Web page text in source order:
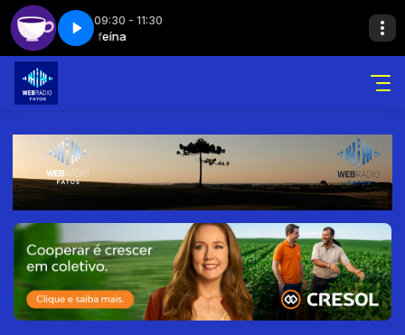
09:30 - 11:30
Cafeína
Cafeína - Parte 1